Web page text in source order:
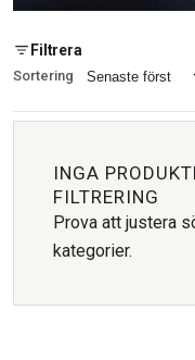
Filtrera
Sortering
INGA
FILTRERING
Prova att justera
kategorier.